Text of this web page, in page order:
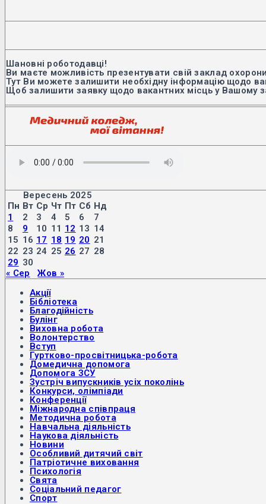
Шановні роботодавці!
Ви маєте можливість презентувати свій заклад
Тут Ви можете залишити необхідну інформацію щодо
Щоб залишити заявку щодо вакантних місць у Вашому
Вересень 2025
Пн Вт Ср Чт Пт Сб Нд
1
2 3 4 5 6
7
8
9 10 11 12 13 14
15 16 17 18 19 20 21
22 23 24 25 26 27 28
29 30
« Сер
Жов »
Акції
Бібліотека
Благодійність
Булінг
Виховна робота
Волонтерство
Вступ
Гуртково-просвітницька-робота
Домедична допомога
Допомога ЗСУ
Зустріч випускників усіх поколінь
Конкурси, олімпіади
Конференції
Міжнародна співпраця
Методична робота
Навчальна діяльність
Наукова діяльність
Новини
Особливий дитячий світ
Патріотичне виховання
Психологія
Свята
Соціальний педагог
Спорт